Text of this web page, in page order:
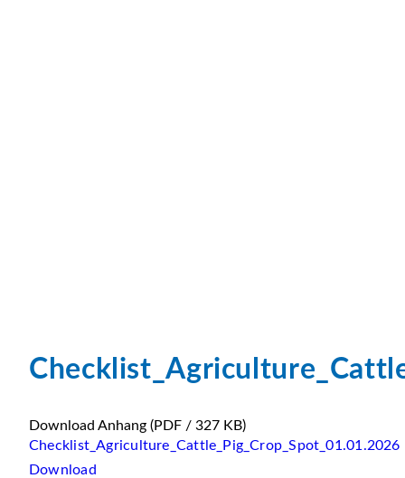
Download Anhang (PDF / 327 KB)
Checklist_Agriculture_Cattle_Pig_Crop_Spot_01.01.2026
Download